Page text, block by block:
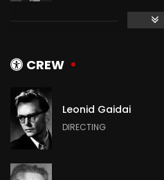
Mikhail Pugovkin
КАРП САВЕЛЬЕВИЧ ЯКИН
CREW
Leonid Gaidai
DIRECTING